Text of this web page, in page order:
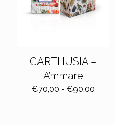
CARTHUSIA –
A’mmare
€70,00 - €90,00Fascia